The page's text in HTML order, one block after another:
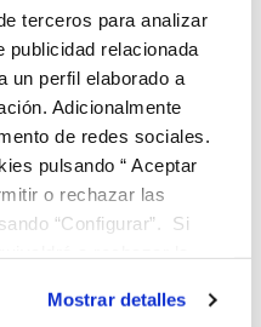
terceros para analizar
relacionada
un perfil elaborado a
Adicionalmente
de redes sociales.
pulsando “ Aceptar
o rechazar las
“Configurar”. Si
sitio web funcione y que
Mostrar detalles
de
pública
acceso a la
activa de las
a lo
que
TRANSPARENCIA